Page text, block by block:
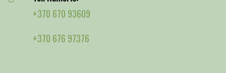
+370 670 93609
+370 676 97376